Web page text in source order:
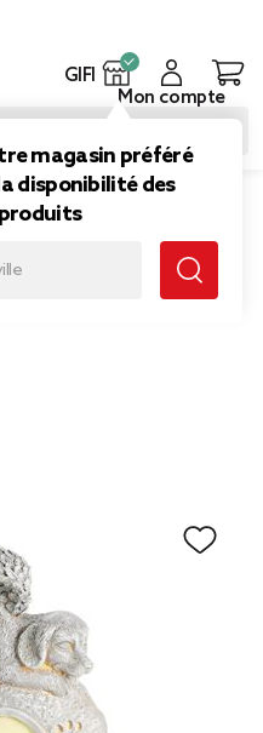
GIFI
magasin préféré
disponibilité des
produits
Mon compte
LED avec
gris